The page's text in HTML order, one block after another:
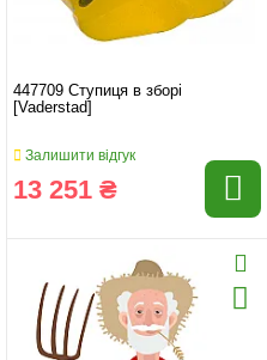
447709 Ступиця в зборі
[Vaderstad]
Залишити відгук
13 251 ₴